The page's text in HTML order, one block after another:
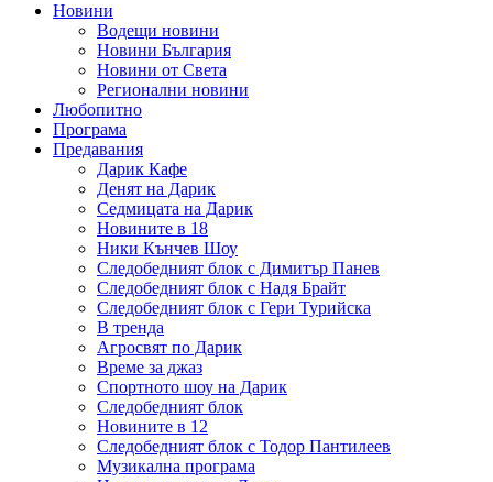
Новини
Водещи новини
Новини България
Новини от Света
Регионални новини
Любопитно
Програма
Предавания
Дарик Кафе
Денят на Дарик
Седмицата на Дарик
Новините в 18
Ники Кънчев Шоу
Следобедният блок с Димитър Панев
Следобедният блок с Надя Брайт
Следобедният блок с Гери Турийска
В тренда
Агросвят по Дарик
Време за джаз
Спортното шоу на Дарик
Следобедният блок
Новините в 12
Следобедният блок с Тодор Пантилеев
Музикална програма